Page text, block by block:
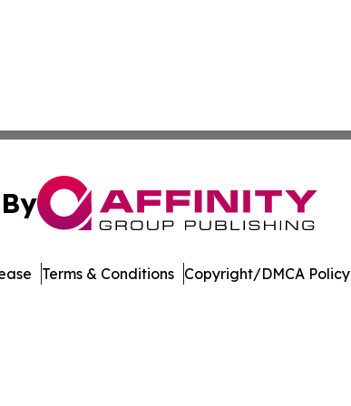
Terms & Conditions Copyright/DMCA Policy